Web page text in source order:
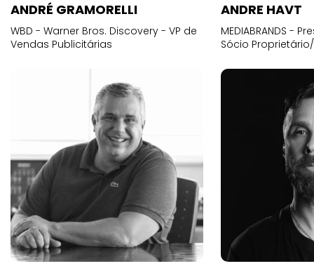
ANDRÉ GRAMORELLI
WBD - Warner Bros. Discovery - VP de
Vendas Publicitárias
ANDRE HAVT
MEDIABRANDS -
Sócio